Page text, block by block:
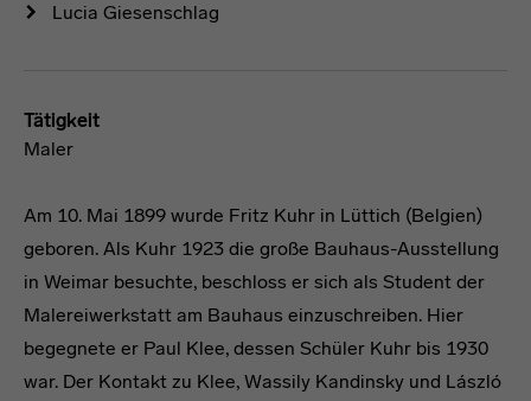
Lucia Giesenschlag
Tätigkeit
Maler
Am 10. Mai 1899 wurde Fritz Kuhr in Lüttich (Belgien)
geboren. Als Kuhr 1923 die große Bauhaus-Ausstellung
in Weimar besuchte, beschloss er sich als Student der
Malereiwerkstatt am Bauhaus einzuschreiben. Hier
begegnete er Paul Klee, dessen Schüler Kuhr bis 1930
war. Der Kontakt zu Klee, Wassily Kandinsky und László